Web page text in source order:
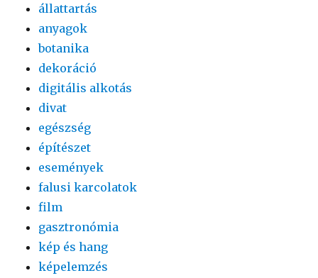
állattartás
anyagok
botanika
dekoráció
digitális alkotás
divat
egészség
építészet
események
falusi karcolatok
film
gasztronómia
kép és hang
képelemzés